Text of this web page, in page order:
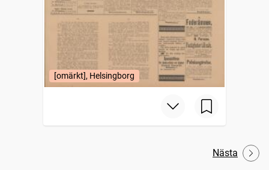
[omärkt], Helsingborg
Nästa